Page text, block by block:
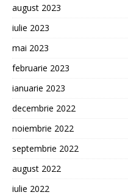
august 2023
iulie 2023
mai 2023
februarie 2023
ianuarie 2023
decembrie 2022
noiembrie 2022
septembrie 2022
august 2022
iulie 2022